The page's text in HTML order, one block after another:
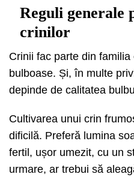
Reguli
crinilor
Crinii fac parte din
bulboase. Și, în multe
depinde de calitatea
Cultivarea unui crin
dificilă. Preferă lumina
fertil, ușor umezit, cu un
urmare, ar trebui să